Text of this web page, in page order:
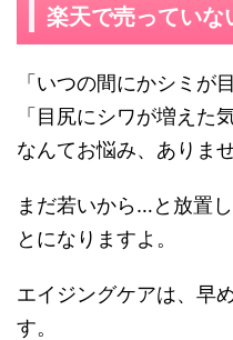
楽天で売っていな
「いつの間にかシミが
「目尻にシワが増えた
なんてお悩み、ありま
まだ若いから…と放置
とになりますよ。
エイジングケアは、早
す。